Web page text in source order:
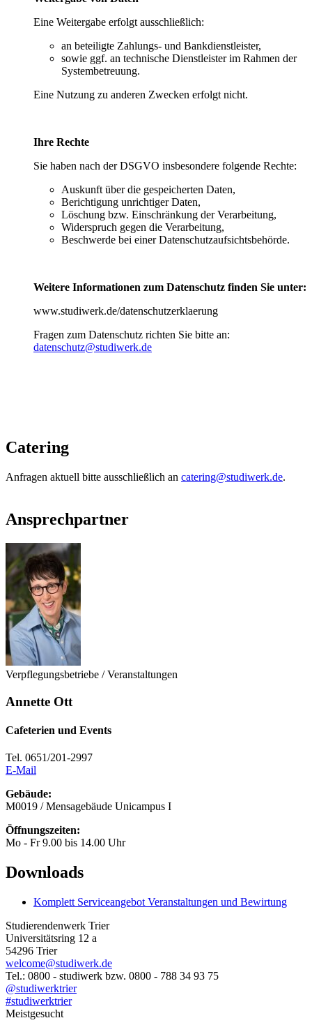
Eine Weitergabe erfolgt ausschließlich:
an beteiligte Zahlungs- und Bankdienstleister,
sowie ggf. an technische Dienstleister im Rahmen der
Systembetreuung.
Eine Nutzung zu anderen Zwecken erfolgt nicht.
Ihre Rechte
Sie haben nach der DSGVO insbesondere folgende Rechte:
Auskunft über die gespeicherten Daten,
Berichtigung unrichtiger Daten,
Löschung bzw. Einschränkung der Verarbeitung,
Widerspruch gegen die Verarbeitung,
Beschwerde bei einer Datenschutzaufsichtsbehörde.
Weitere Informationen zum Datenschutz finden Sie unter:
www.studiwerk.de/datenschutzerklaerung
Fragen zum Datenschutz richten Sie bitte an:
datenschutz@studiwerk.de
Catering
Anfragen aktuell bitte ausschließlich an catering@studiwerk.de.
Ansprechpartner
Verpflegungsbetriebe / Veranstaltungen
Annette Ott
Cafeterien und Events
Tel. 0651/201-2997
E-Mail
Gebäude:
M0019 / Mensagebäude Unicampus I
Öffnungszeiten:
Mo - Fr 9.00 bis 14.00 Uhr
Downloads
Komplett Serviceangebot Veranstaltungen und Bewirtung
Studierendenwerk Trier
Universitätsring 12 a
54296 Trier
welcome@studiwerk.de
Tel.: 0800 - studiwerk bzw. 0800 - 788 34 93 75
@studiwerktrier
#studiwerktrier
Meistgesucht